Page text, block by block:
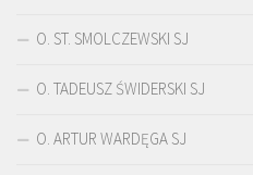
O. ST. SMOLCZEWSKI SJ
O. TADEUSZ ŚWIDERSKI SJ
O. ARTUR WARDĘGA SJ